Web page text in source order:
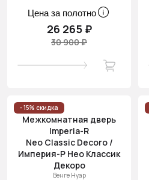
Цена за полотно
26 265 ₽
30 900 ₽
- 15% скидка
Межкомнатная дверь
Imperia-R
Neo Classic Decoro /
Империя-Р Нео Классик
Декоро
Венге Нуар